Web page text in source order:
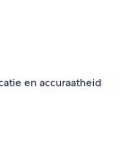
en accuraatheid